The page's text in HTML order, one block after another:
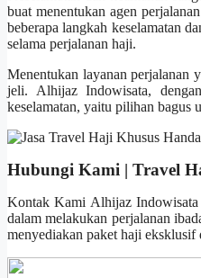
buat menentukan agen
beberapa langkah keselamatan
selama perjalanan haji.
Menentukan layanan perjalanan
jeli. Alhijaz Indowisata,
keselamatan, yaitu pilihan bagus
Hubungi Kami | Travel
Kontak Kami Alhijaz Indowisata
dalam melakukan perjalanan
menyediakan paket haji eksklusif